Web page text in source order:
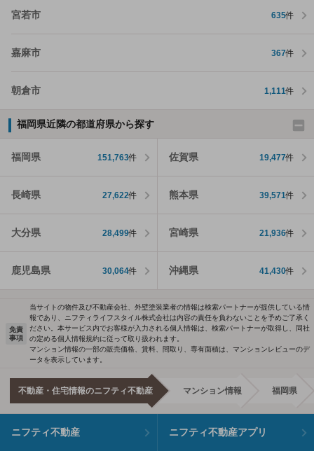
宮若市 635件
嘉麻市 367件
朝倉市 1,111件
福岡県近隣の都道府県から探す
福岡県 151,763件 佐賀県 19,477件
長崎県 27,622件 熊本県 39,571件
大分県 28,499件 宮崎県 21,936件
鹿児島県 30,064件 沖縄県 41,430件
免責
事項
当サイトの物件及び不動産会社、外壁塗装業者の情報は検索パートナーが提供している情
報であり、ニフティライフスタイル株式会社は内容の責任を負わないことを予めご了承く
ださい。本サービス内でお客様が入力される個人情報は、検索パートナーが取得し、同社
の定める個人情報規約に従って取り扱われます。
マンション情報の一部の販売価格、賃料、間取り、専有面積は、マンションレビューのデ
ータを表示しています。
不動産・住宅情報のニフティ不動産 マンション情報 福岡県
ニフティ不動産 ニフティ不動産アプリ